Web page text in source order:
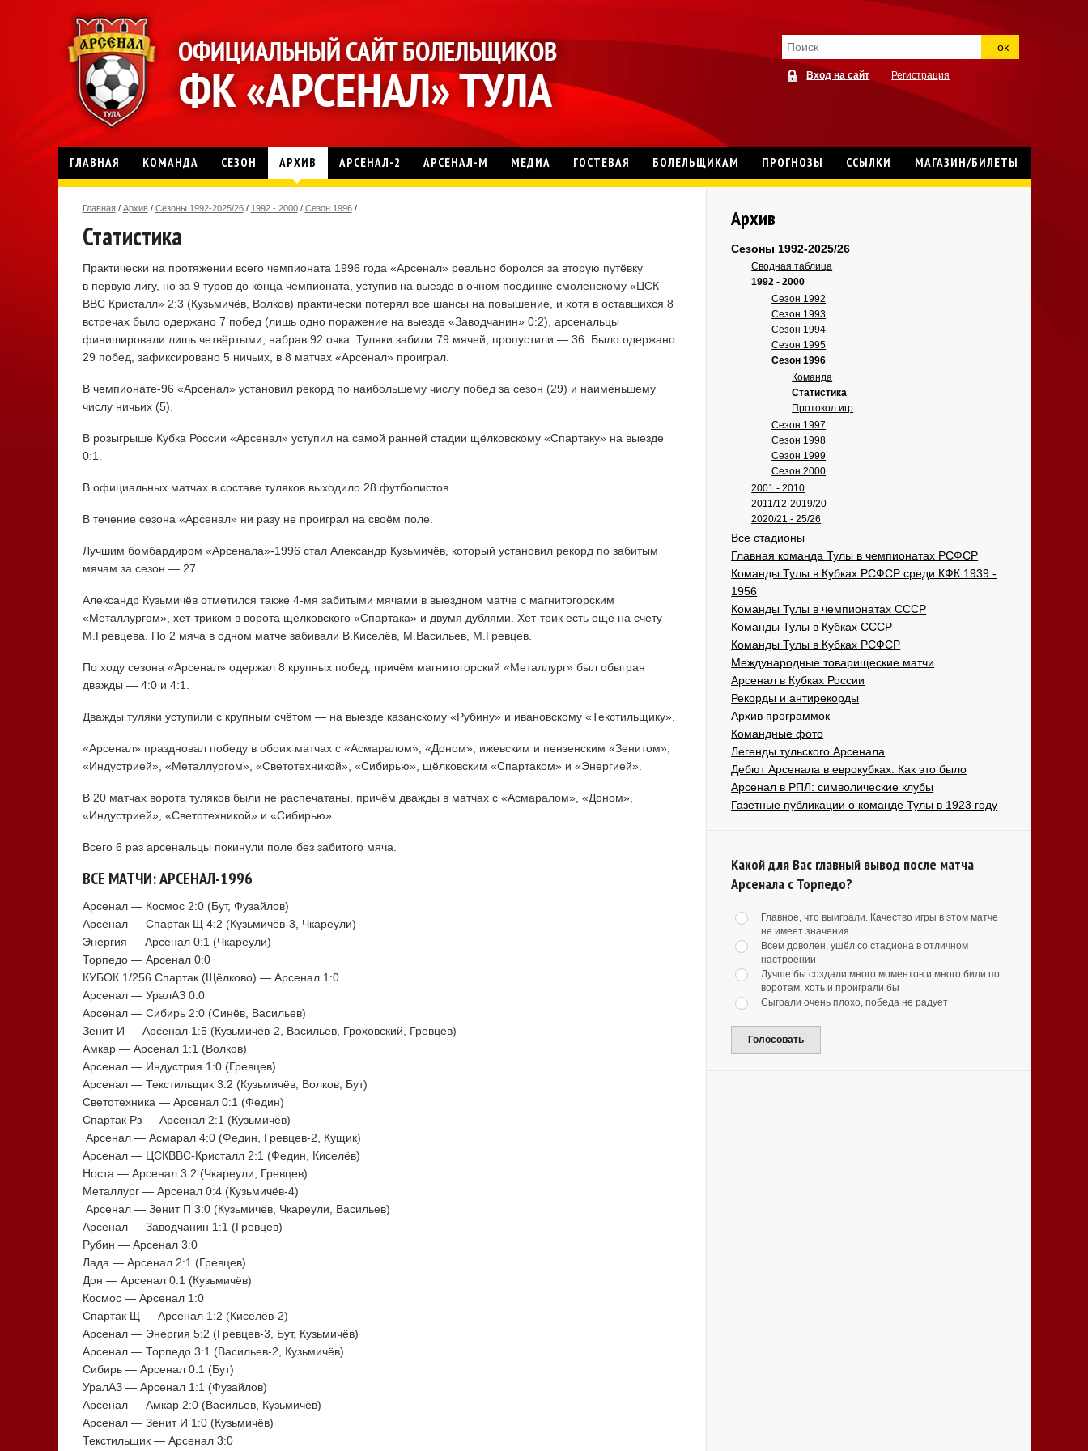
ок
Вход на сайт Регистрация
ГЛАВНАЯ КОМАНДА СЕЗОН АРХИВ АРСЕНАЛ-2 АРСЕНАЛ-М МЕДИА ГОСТЕВАЯ БОЛЕЛЬЩИКАМ ПРОГНОЗЫ ССЫЛКИ МАГАЗИН/БИЛЕТЫ
Главная / Архив / Сезоны 1992-2025/26 / 1992 - 2000 / Сезон 1996 /
Статистика
Практически на протяжении всего чемпионата 1996 года «Арсенал» реально боролся за вторую путёвку
в первую лигу, но за 9 туров до конца чемпионата, уступив на выезде в очном поединке смоленскому «ЦСК-
ВВС Кристалл» 2:3 (Кузьмичёв, Волков) практически потерял все шансы на повышение, и хотя в оставшихся 8
встречах было одержано 7 побед (лишь одно поражение на выезде «Заводчанин» 0:2), арсенальцы
финишировали лишь четвёртыми, набрав 92 очка. Туляки забили 79 мячей, пропустили — 36. Было одержано
29 побед, зафиксировано 5 ничьих, в 8 матчах «Арсенал» проиграл.
В чемпионате-96 «Арсенал» установил рекорд по наибольшему числу побед за сезон (29) и наименьшему
числу ничьих (5).
В розыгрыше Кубка России «Арсенал» уступил на самой ранней стадии щёлковскому «Спартаку» на выезде
0:1.
В официальных матчах в составе туляков выходило 28 футболистов.
В течение сезона «Арсенал» ни разу не проиграл на своём поле.
Лучшим бомбардиром «Арсенала»-1996 стал Александр Кузьмичёв, который установил рекорд по забитым
мячам за сезон — 27.
Александр Кузьмичёв отметился также 4-мя забитыми мячами в выездном матче с магнитогорским
«Металлургом», хет-триком в ворота щёлковского «Спартака» и двумя дублями. Хет-трик есть ещё на счету
М.Гревцева. По 2 мяча в одном матче забивали В.Киселёв, М.Васильев, М.Гревцев.
По ходу сезона «Арсенал» одержал 8 крупных побед, причём магнитогорский «Металлург» был обыгран
дважды — 4:0 и 4:1.
Дважды туляки уступили с крупным счётом — на выезде казанскому «Рубину» и ивановскому «Текстильщику».
«Арсенал» праздновал победу в обоих матчах с «Асмаралом», «Доном», ижевским и пензенским «Зенитом»,
«Индустрией», «Металлургом», «Светотехникой», «Сибирью», щёлковским «Спартаком» и «Энергией».
В 20 матчах ворота туляков были не распечатаны, причём дважды в матчах с «Асмаралом», «Доном»,
«Индустрией», «Светотехникой» и «Сибирью».
Всего 6 раз арсенальцы покинули поле без забитого мяча.
ВСЕ МАТЧИ: АРСЕНАЛ-1996
Арсенал — Космос 2:0 (Бут, Фузайлов)
Арсенал — Спартак Щ 4:2 (Кузьмичёв-3, Чкареули)
Энергия — Арсенал 0:1 (Чкареули)
Торпедо — Арсенал 0:0
КУБОК 1/256 Спартак (Щёлково) — Арсенал 1:0
Арсенал — УралАЗ 0:0
Арсенал — Сибирь 2:0 (Синёв, Васильев)
Зенит И — Арсенал 1:5 (Кузьмичёв-2, Васильев, Гроховский, Гревцев)
Амкар — Арсенал 1:1 (Волков)
Арсенал — Индустрия 1:0 (Гревцев)
Арсенал — Текстильщик 3:2 (Кузьмичёв, Волков, Бут)
Светотехника — Арсенал 0:1 (Федин)
Спартак Рз — Арсенал 2:1 (Кузьмичёв)
Арсенал — Асмарал 4:0 (Федин, Гревцев-2, Кущик)
Арсенал — ЦСКВВС-Кристалл 2:1 (Федин, Киселёв)
Носта — Арсенал 3:2 (Чкареули, Гревцев)
Металлург — Арсенал 0:4 (Кузьмичёв-4)
Арсенал — Зенит П 3:0 (Кузьмичёв, Чкареули, Васильев)
Арсенал — Заводчанин 1:1 (Гревцев)
Рубин — Арсенал 3:0
Лада — Арсенал 2:1 (Гревцев)
Дон — Арсенал 0:1 (Кузьмичёв)
Космос — Арсенал 1:0
Спартак Щ — Арсенал 1:2 (Киселёв-2)
Арсенал — Энергия 5:2 (Гревцев-3, Бут, Кузьмичёв)
Арсенал — Торпедо 3:1 (Васильев-2, Кузьмичёв)
Сибирь — Арсенал 0:1 (Бут)
УралАЗ — Арсенал 1:1 (Фузайлов)
Арсенал — Амкар 2:0 (Васильев, Кузьмичёв)
Арсенал — Зенит И 1:0 (Кузьмичёв)
Текстильщик — Арсенал 3:0
Архив
Сезоны 1992-2025/26
Сводная таблица
1992 - 2000
Сезон 1992
Сезон 1993
Сезон 1994
Сезон 1995
Сезон 1996
Команда
Статистика
Протокол игр
Сезон 1997
Сезон 1998
Сезон 1999
Сезон 2000
2001 - 2010
2011/12-2019/20
2020/21 - 25/26
Все стадионы
Главная команда Тулы в чемпионатах РСФСР
Команды Тулы в Кубках РСФСР среди КФК 1939 -
1956
Команды Тулы в чемпионатах СССР
Команды Тулы в Кубках СССР
Команды Тулы в Кубках РСФСР
Международные товарищеские матчи
Арсенал в Кубках России
Рекорды и антирекорды
Архив программок
Командные фото
Легенды тульского Арсенала
Дебют Арсенала в еврокубках. Как это было
Арсенал в РПЛ: символические клубы
Газетные публикации о команде Тулы в 1923 году
Какой для Вас главный вывод после матча
Арсенала с Торпедо?
Главное, что выиграли. Качество игры в этом матче
не имеет значения
Всем доволен, ушёл со стадиона в отличном
настроении
Лучше бы создали много моментов и много били по
воротам, хоть и проиграли бы
Сыграли очень плохо, победа не радует
Голосовать